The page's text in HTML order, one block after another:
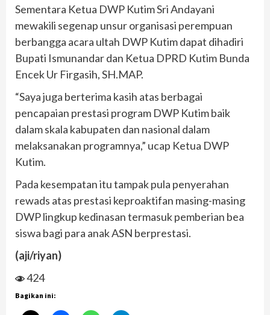
Sementara Ketua DWP Kutim Sri Andayani
mewakili segenap unsur organisasi perempuan
berbangga acara ultah DWP Kutim dapat dihadiri
Bupati Ismunandar dan Ketua DPRD Kutim Bunda
Encek Ur Firgasih, SH.MAP.
“Saya juga berterima kasih atas berbagai
pencapaian prestasi program DWP Kutim baik
dalam skala kabupaten dan nasional dalam
melaksanakan programnya,” ucap Ketua DWP
Kutim.
Pada kesempatan itu tampak pula penyerahan
rewads atas prestasi keproaktifan masing-masing
DWP lingkup kedinasan termasuk pemberian bea
siswa bagi para anak ASN berprestasi.
(aji/riyan)
424
Bagikan ini: